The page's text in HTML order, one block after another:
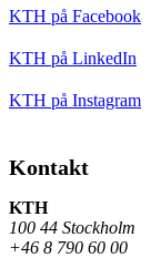
KTH på Facebook
KTH på LinkedIn
KTH på Instagram
Kontakt
KTH
100 44 Stockholm
+46 8 790 60 00